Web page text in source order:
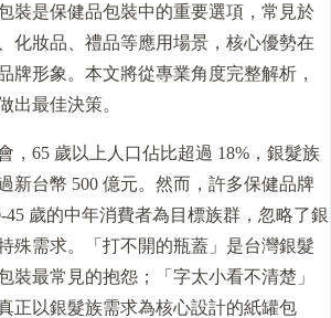
裝是保健品包裝中的重要選項，常見於
化妝品、禮品等應用場景，核心優勢在
牌形象。本文將從專業角度完整解析，
出最佳決策。
，65 歲以上人口佔比超過 18%，銀髮族
新台幣 500 億元。然而，許多保健品牌
歲的中年消費者為目標族群，忽略了銀
殊需求。「打不開的瓶蓋」是台灣銀髮
裝最常見的抱怨；「字太小看不清楚」
正以銀髮族需求為核心設計的紙罐包